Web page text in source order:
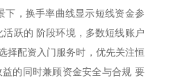
下，换手率曲线显示短线资金参
跃的 阶段环境，多数短线账户
择配资入门服务时，优先关注恒
的同时兼顾资金安全与合规 要